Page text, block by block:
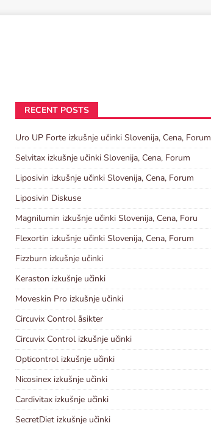
RECENT POSTS
Uro UP Forte izkušnje učinki Slovenija, Cena, Forum
Selvitax izkušnje učinki Slovenija, Cena, Forum
Liposivin izkušnje učinki Slovenija, Cena, Forum
Liposivin Diskuse
Magnilumin izkušnje učinki Slovenija, Cena, Foru
Flexortin izkušnje učinki Slovenija, Cena, Forum
Fizzburn izkušnje učinki
Keraston izkušnje učinki
Moveskin Pro izkušnje učinki
Circuvix Control åsikter
Circuvix Control izkušnje učinki
Opticontrol izkušnje učinki
Nicosinex izkušnje učinki
Cardivitax izkušnje učinki
SecretDiet izkušnje učinki